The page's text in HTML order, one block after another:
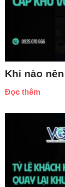
Khi nào
Đọc thêm